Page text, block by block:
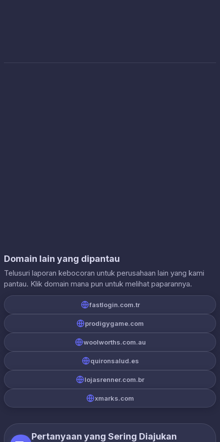
Domain lain yang dipantau
Telusuri laporan kebocoran untuk perusahaan lain yang kami
pantau. Klik domain mana pun untuk melihat paparannya.
fastlogin.com.tr
prodigygame.com
woolworths.com.au
quironsalud.es
lojasrenner.com.br
xmarks.com
Pertanyaan yang Sering Diajukan